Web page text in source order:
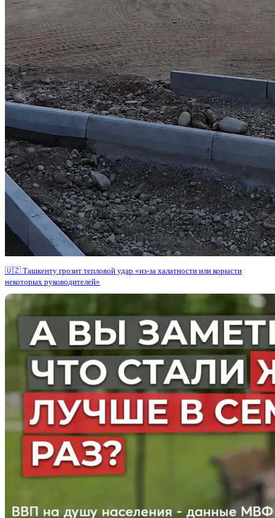
🇺🇿 Ташкенту грозит тепловой удар «из-за халатности или корысти
некоторых руководителей»